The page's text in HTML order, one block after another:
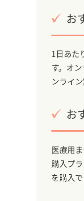
お
1日あた
す。オ
ンライ
お
医療用
購入プ
を購入で